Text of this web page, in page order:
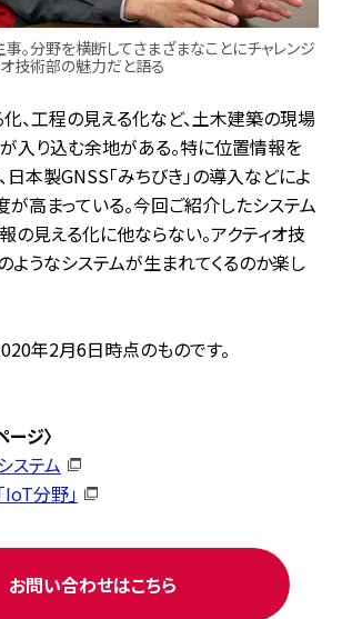
。分野を横断してさまざまなことにチャレンジ
オ技術部の魅力だと語る
、工程の見える化など、土木建築の現場
入り込む余地がある。特に位置情報を
日本製GNSS「みちびき」の導入などによ
が高まっている。今回ご紹介したシステム
の見える化に他ならない。アクティオ技
ようなシステムが生まれてくるのか楽し
年2月6日時点のものです。
ージ〉
ステム
分野」
お問い合わせはこちら